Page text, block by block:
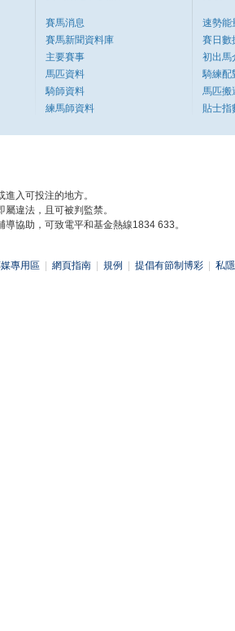
賽馬消息
賽馬新聞資料庫
主要賽事
馬匹資料
騎師資料
練馬師資料
速勢能
賽日數
初出馬
騎練配
馬匹搬
貼士指
入可投注的地方。
違法，且可被判監禁。
協助，可致電平和基金熱線1834 633。
專用區 網頁指南 規例 提倡有節制博彩 私